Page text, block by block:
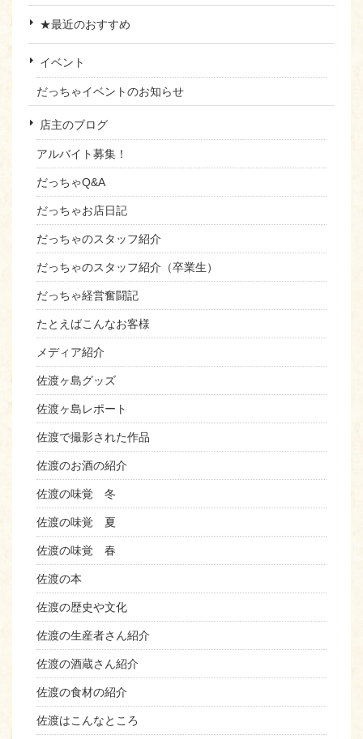
★最近のおすすめ
イベント
だっちゃイベントのお知らせ
店主のブログ
アルバイト募集！
だっちゃQ&A
だっちゃお店日記
だっちゃのスタッフ紹介
だっちゃのスタッフ紹介（卒業生）
だっちゃ経営奮闘記
たとえばこんなお客様
メディア紹介
佐渡ヶ島グッズ
佐渡ヶ島レポート
佐渡で撮影された作品
佐渡のお酒の紹介
佐渡の味覚 冬
佐渡の味覚 夏
佐渡の味覚 春
佐渡の本
佐渡の歴史や文化
佐渡の生産者さん紹介
佐渡の酒蔵さん紹介
佐渡の食材の紹介
佐渡はこんなところ